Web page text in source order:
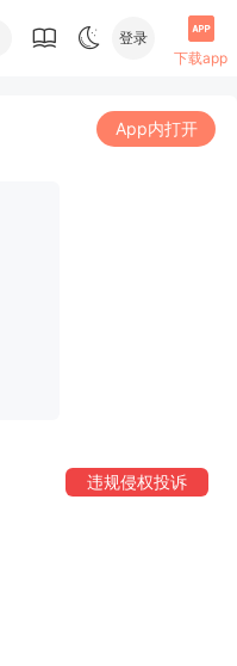
登录
下载app
App内打开
违规侵权投诉